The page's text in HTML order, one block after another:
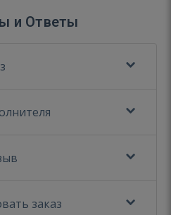
и Ответы
заказ